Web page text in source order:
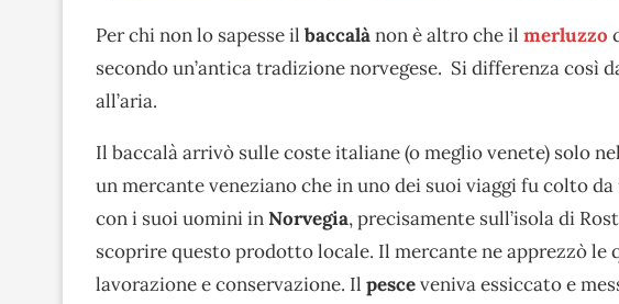
Per chi non lo sapesse il baccalànon è altro che il merluzzo
secondo un’antica tradizione norvegese. Si differenza così
all’aria.
Il baccalà arrivò sulle coste italiane (o meglio venete) solo
un mercante veneziano che in uno dei suoi viaggi fu colto
con i suoi uominiinNorvegia, precisamente sull’isola di
scoprire questo prodotto locale. Il mercante ne apprezzò le
lavorazione e conservazione. Il pesceveniva essiccato e